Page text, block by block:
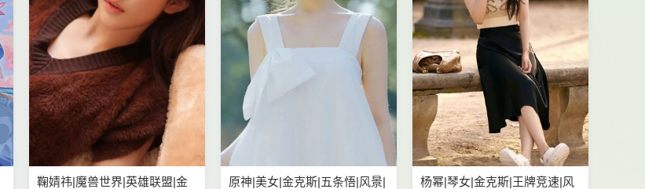
鞠婧祎|魔兽世界|英雄联盟|金
原神|美女|金克斯|五条悟|风景|
杨幂|琴女|金克斯|王牌竞速|风